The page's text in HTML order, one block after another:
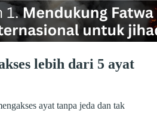
lebih dari 5 ayat
ayat tanpa jeda dan tak